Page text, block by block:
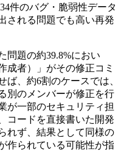
件のバグ・脆弱性データ
される問題でも高い再発
問題の約39.8%におい
成者）」がその修正コミ
ば、約6割のケースでは、
別のメンバーが修正を行
が一部のセキュリティ担
コードを直接書いた開発
れず、結果として同様の
作られている可能性が指